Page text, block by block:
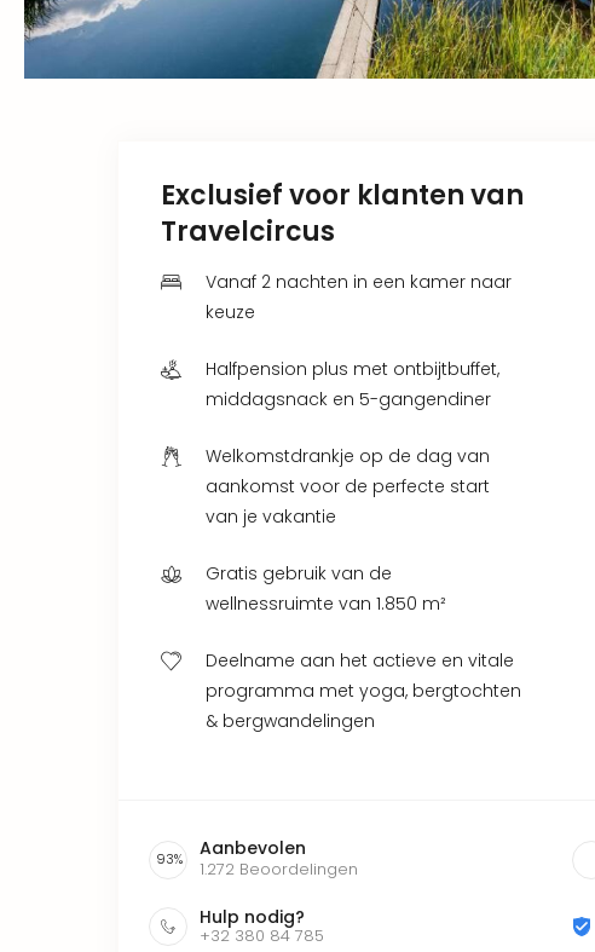
Exclusief voor klanten van
Travelcircus
Vanaf 2 nachten in een kamer naar
keuze
Halfpension plus met ontbijtbuffet,
middagsnack en 5-gangendiner
Welkomstdrankje op de dag van
aankomst voor de perfecte start
van je vakantie
Gratis gebruik van de
wellnessruimte van 1.850 m²
Deelname aan het actieve en vitale
programma met yoga, bergtochten
& bergwandelingen
93% Aanbevolen
1.272 Beoordelingen
Hulp nodig?
+32 380 84 785